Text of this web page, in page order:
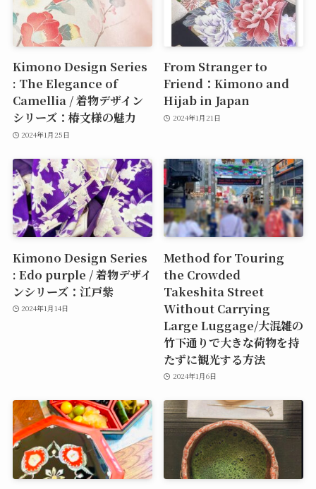
Kimono Design Series
: The Elegance of
Camellia / 着物デザイン
シリーズ：椿文様の魅力
2024年1月25日
From Stranger to
Friend：Kimono and
Hijab in Japan
2024年1月21日
Kimono Design Series
: Edo purple / 着物デザイ
ンシリーズ：江戸紫
2024年1月14日
Method for Touring
the Crowded
Takeshita Street
Without Carrying
Large Luggage/大混雑の
竹下通りで大きな荷物を持
たずに観光する方法
2024年1月6日